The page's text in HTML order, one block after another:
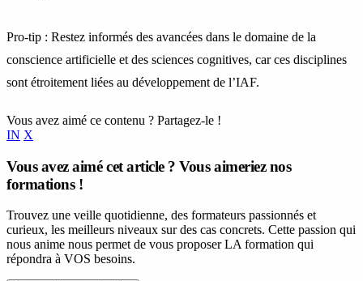
Pro-tip : Restez informés des avancées dans le domaine de la
conscience artificielle et des sciences cognitives, car ces disciplines
sont étroitement liées au développement de l’IAF.
Vous avez aimé ce contenu ? Partagez-le !
IN X
Vous avez aimé cet article ? Vous aimeriez nos
formations !
Trouvez une veille quotidienne, des formateurs passionnés et
curieux, les meilleurs niveaux sur des cas concrets. Cette passion qui
nous anime nous permet de vous proposer LA formation qui
répondra à VOS besoins.